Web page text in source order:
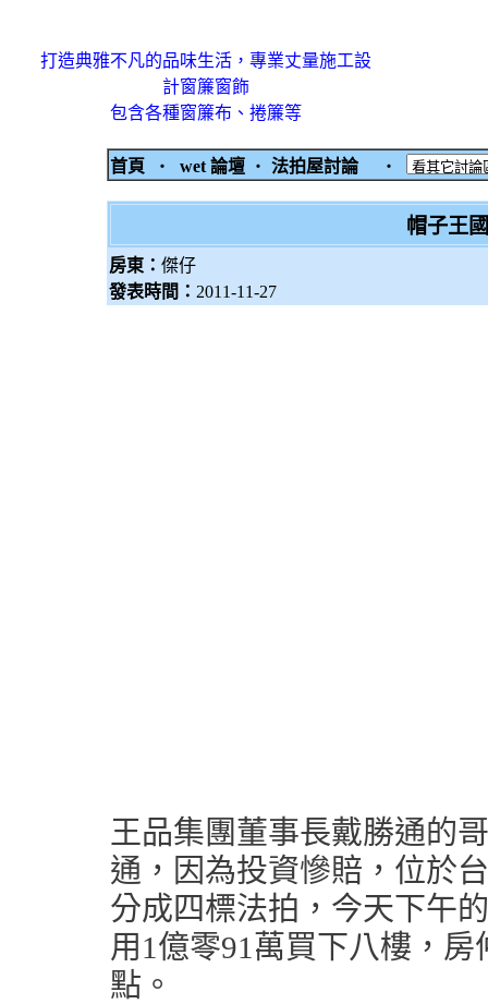
打造典雅不凡的品味生活，專業丈量施工設
計窗簾窗飾
包含各種窗簾布、捲簾等
首頁 ‧ wet 論壇 ‧ 法拍屋討論 ‧
帽子王
房東： 傑仔
發表時間： 2011-11-27
王品集團董事長戴勝通的
通，因為投資慘賠，位於
分成四標法拍，今天下午
用1億零91萬買下八樓，
點。